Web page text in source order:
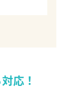
応！